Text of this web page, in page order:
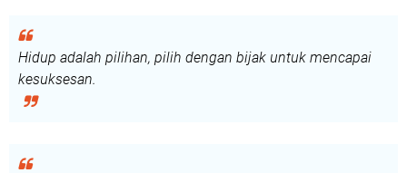
Hidup adalah pilihan, pilih dengan bijak untuk mencapai
kesuksesan.